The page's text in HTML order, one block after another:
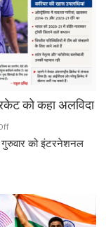
को कहा अलविदा
on
अजिंक्य
संन्यास,
इंटरनेशनल
गुरुवार को इंटरनेशनल